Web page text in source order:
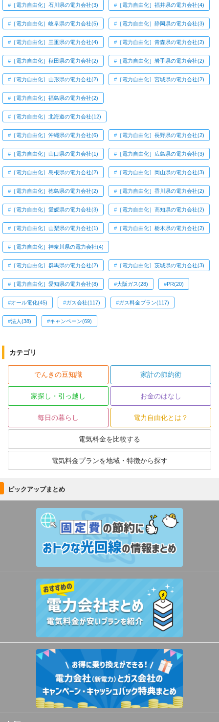
［電力自由化］石川県の電力会社(3) ［電力自由化］福井県の電力会社(4)
［電力自由化］岐阜県の電力会社(5) ［電力自由化］静岡県の電力会社(3)
［電力自由化］三重県の電力会社(4) ［電力自由化］青森県の電力会社(2)
［電力自由化］秋田県の電力会社(2) ［電力自由化］岩手県の電力会社(2)
［電力自由化］山形県の電力会社(2) ［電力自由化］宮城県の電力会社(2)
［電力自由化］福島県の電力会社(2)
［電力自由化］北海道の電力会社(12)
［電力自由化］沖縄県の電力会社(6) ［電力自由化］長野県の電力会社(2)
［電力自由化］山口県の電力会社(1) ［電力自由化］広島県の電力会社(3)
［電力自由化］島根県の電力会社(2) ［電力自由化］岡山県の電力会社(3)
［電力自由化］徳島県の電力会社(2) ［電力自由化］香川県の電力会社(2)
［電力自由化］愛媛県の電力会社(3) ［電力自由化］高知県の電力会社(2)
［電力自由化］山梨県の電力会社(1) ［電力自由化］栃木県の電力会社(2)
［電力自由化］神奈川県の電力会社(4)
［電力自由化］群馬県の電力会社(2) ［電力自由化］茨城県の電力会社(3)
［電力自由化］愛知県の電力会社(8) 大阪ガス(28) PR(20)
オール電化(45) ガス会社(117) ガス料金プラン(117)
法人(38) キャンペーン(69)
カテゴリ
でんきの豆知識 家計の節約術
家探し・引っ越し お金のはなし
毎日の暮らし 電力自由化とは？
電気料金を比較する
電気料金プランを地域・特徴から探す
ピックアップまとめ